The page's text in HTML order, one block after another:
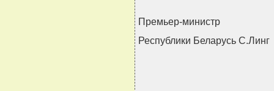
Премьер-министр
Республики Беларусь С.Линг